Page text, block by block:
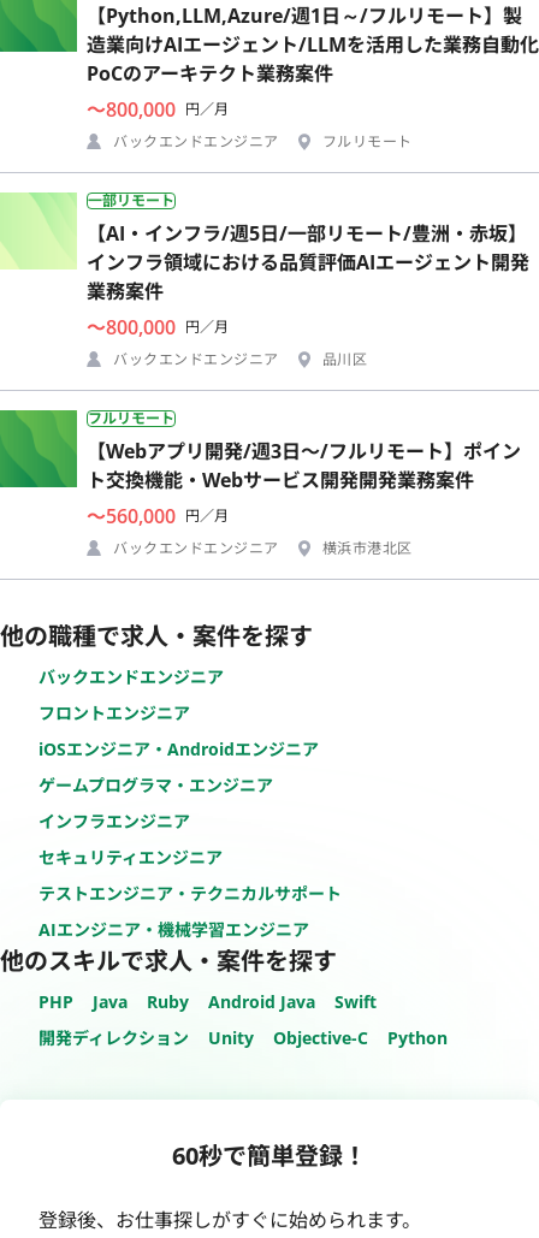
【Python,LLM,Azure/週1日～/フルリモート】製
造業向けAIエージェント/LLMを活用した業務自動化
PoCのアーキテクト業務案件
〜800,000 円／月
バックエンドエンジニア
フルリモート
一部リモート
【AI・インフラ/週5日/一部リモート/豊洲・赤坂】
インフラ領域における品質評価AIエージェント開発
業務案件
〜800,000 円／月
バックエンドエンジニア
品川区
フルリモート
【Webアプリ開発/週3日〜/フルリモート】ポイン
ト交換機能・Webサービス開発開発業務案件
〜560,000 円／月
バックエンドエンジニア
横浜市港北区
他の職種で求人・案件を探す
バックエンドエンジニア
フロントエンジニア
iOSエンジニア・Androidエンジニア
ゲームプログラマ・エンジニア
インフラエンジニア
セキュリティエンジニア
テストエンジニア・テクニカルサポート
AIエンジニア・機械学習エンジニア
他のスキルで求人・案件を探す
PHP Java Ruby Android Java
Swift
開発ディレクション
Unity Objective-C Python
60秒で簡単登録！
登録後、お仕事探しがすぐに始められます。